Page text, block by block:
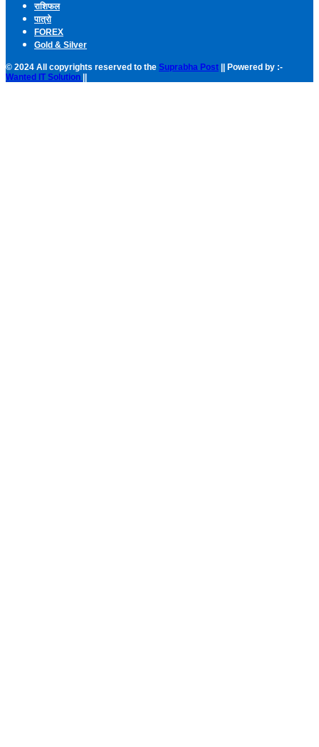
राशिफल
पात्रो
FOREX
Gold & Silver
© 2024 All copyrights reserved to the Suprabha Post || Powered by :-
Wanted IT Solution